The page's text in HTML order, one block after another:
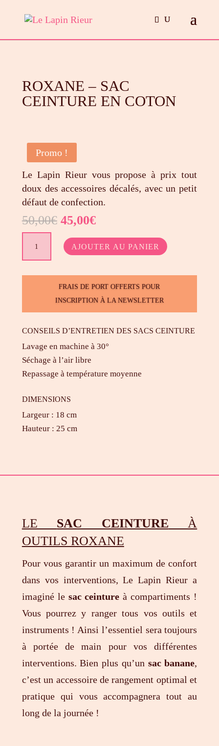
ROXANE – SAC
CEINTURE EN COTON
Promo !
Le Lapin Rieur vous propose à prix tout
doux des accessoires décalés, avec un petit
défaut de confection.
50,00€ Le
initial
50,00€.
45,00€Le
actuel
45,00€.
coton
AJOUTER AU PANIER
FRAIS DE PORT OFFERTS POUR
INSCRIPTION À LA NEWSLETTER
CONSEILS D’ENTRETIEN DES SACS CEINTURE
Lavage en machine à 30°
Séchage à l’air libre
Repassage à température moyenne
DIMENSIONS
Largeur : 18 cm
Hauteur : 25 cm
LE SAC CEINTURE À
OUTILS ROXANE
Pour vous garantir un maximum de confort
dans vos interventions, Le Lapin Rieur a
imaginé le sac ceinture à compartiments !
Vous pourrez y ranger tous vos outils et
instruments ! Ainsi l’essentiel sera toujours
à portée de main pour vos différentes
interventions. Bien plus qu’un sac banane,
c’est un accessoire de rangement optimal et
pratique qui vous accompagnera tout au
long de la journée !